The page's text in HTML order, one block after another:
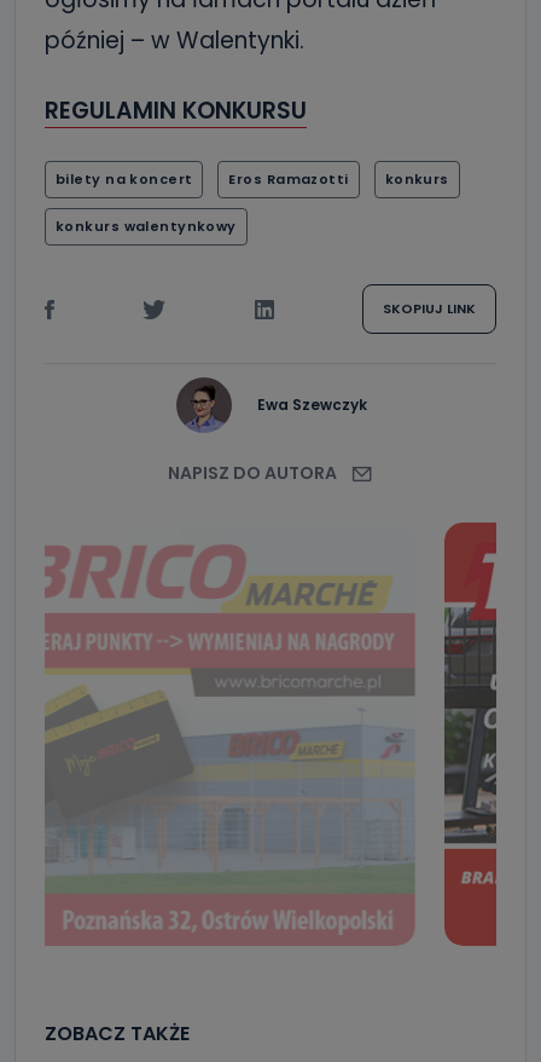
później – w Walentynki.
REGULAMIN KONKURSU
bilety na koncert Eros Ramazotti konkurs
konkurs walentynkowy
SKOPIUJ LINK
Ewa Szewczyk
NAPISZ DO AUTORA
ZOBACZ TAKŻE